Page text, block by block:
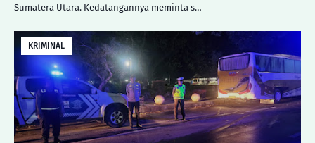
Sumatera Utara. Kedatangannya meminta s…
KRIMINAL